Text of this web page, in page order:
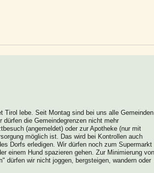
lebe. Seit Montag sind bei uns alle Gemeinden
die Gemeindegrenzen nicht mehr
(angemeldet) oder zur Apotheke (nur mit
möglich ist. Das wird bei Kontrollen auch
Dorfs erledigen. Wir dürfen noch zum Supermarkt
einem Hund spazieren gehen. Zur Minimierung von
dürfen wir nicht joggen, bergsteigen, wandern oder